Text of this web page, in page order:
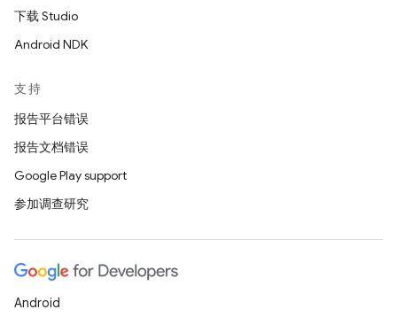
下载 Studio
Android NDK
支持
报告平台错误
报告文档错误
Google Play support
参加调查研究
Android